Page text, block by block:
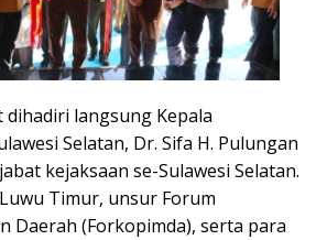
langsung Kepala
Selatan, Dr. Sifa H. Pulungan
kejaksaan se-Sulawesi Selatan.
Timur, unsur Forum
Daerah (Forkopimda), serta para